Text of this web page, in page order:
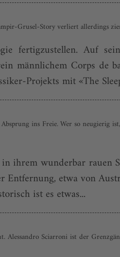
Grusel-Story verliert allerdings
fertigzustellen. Auf
männlichem Corps de
Projekts mit «The
ins Freie. Wer so neugierig
ihrem wunderbar rauen
Entfernung, etwa von
ist es etwas...
Alessandro Sciarroni ist der